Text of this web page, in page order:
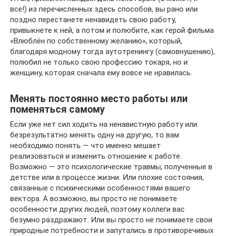
все!) из перечисленных здесь способов, вы рано или
поздно перестанете ненавидеть свою работу,
привыкнете к ней, а потом и полюбите, как герой фильма
«Влюблён по собственному желанию», который,
благодаря модному тогда аутотренингу (самовнушению),
полюбил не только свою профессию токаря, но и
женщину, которая сначала ему вовсе не нравилась.
Менять постоянно место работы или
поменяться самому
Если уже нет сил ходить на ненавистную работу или
безрезультатно менять одну на другую, то вам
необходимо понять — что именно мешает
реализоваться и изменить отношение к работе.
Возможно — это психологические травмы, полученные в
детстве или в процессе жизни. Или плохие состояния,
связанные с психическими особенностями вашего
вектора. А возможно, вы просто не понимаете
особенности других людей, поэтому коллеги вас
безумно раздражают. Или вы просто не понимаете свои
природные потребности и запутались в противоречивых